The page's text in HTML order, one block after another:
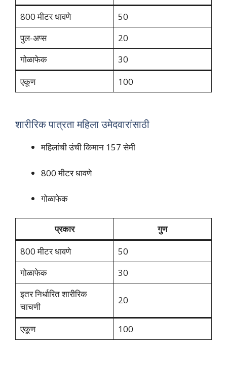
800 मीटर धावणे
50
पुल-अप्स
20
गोळाफेक
30
एकूण
100
शारीरिक पात्रता महिला उमेदवारांसाठी
महिलांची उंची किमान 157 सेमी
800 मीटर धावणे
गोळाफेक
प्रकार
गुण
800 मीटर धावणे
50
गोळाफेक
30
इतर निर्धारित शारीरिक
चाचणी
20
एकूण 100